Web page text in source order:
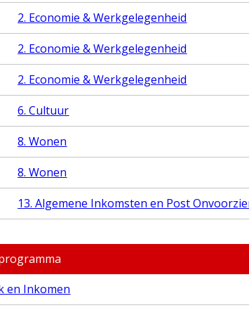
2. Economie & Werkgelegenheid
2. Economie & Werkgelegenheid
2. Economie & Werkgelegenheid
6. Cultuur
8. Wonen
8. Wonen
13. Algemene Inkomsten en Post
en Inkomen